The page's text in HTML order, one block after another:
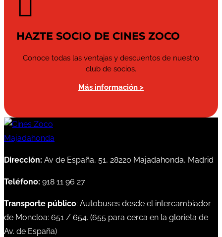

HAZTE SOCIO DE CINES ZOCO
Conoce todas las ventajas y descuentos de nuestro
club de socios.
Más información >
Dirección: Av de España, 51, 28220 Majadahonda, Madrid
Teléfono: 918 11 96 27
Transporte público: Autobuses desde el intercambiador
de Moncloa: 651 / 654. (655 para cerca en la glorieta de
Av. de España)